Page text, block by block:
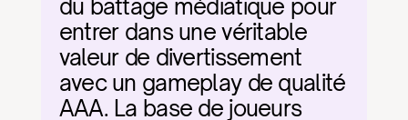
du battage médiatique pour
entrer dans une véritable
valeur de divertissement
avec un gameplay de qualité
AAA. La base de joueurs